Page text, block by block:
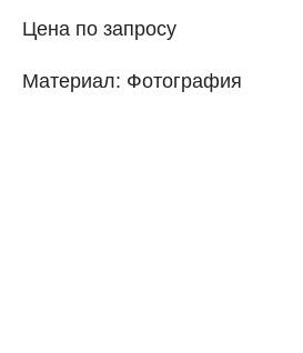
Цена по запросу
Материал: Фотография